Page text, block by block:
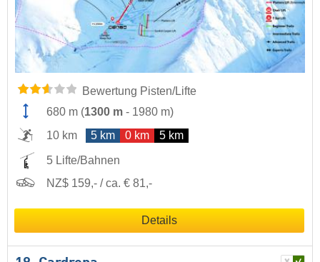
Bewertung Pisten/Lifte
680 m (1300 m - 1980 m)
10 km
5 km 0 km 5 km
5 Lifte/Bahnen
NZ$ 159,- / ca. € 81,-
Details